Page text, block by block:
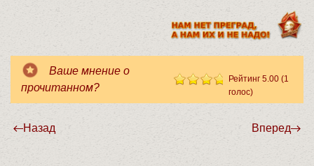
Ваше мнение о
прочитанном?
Рейтинг 5.00 (1
голос)
Назад
Вперед